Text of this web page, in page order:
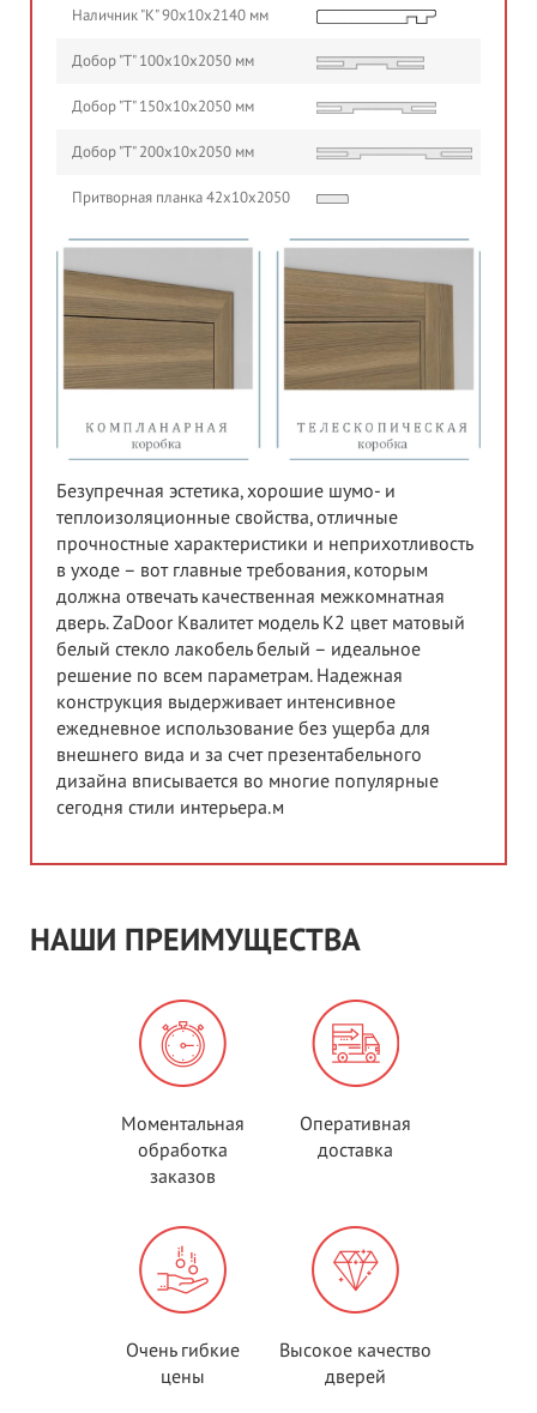
Наличник "К" 90х10х2140 мм
Добор "Т" 100х10х2050 мм
Добор "Т" 150х10х2050 мм
Добор "Т" 200х10х2050 мм
Притворная планка 42х10х2050
Безупречная эстетика, хорошие шумо- и
теплоизоляционные свойства, отличные
прочностные характеристики и неприхотливость
в уходе – вот главные требования, которым
должна отвечать качественная межкомнатная
дверь. ZaDoor Квалитет модель K2 цвет матовый
белый стекло лакобель белый – идеальное
решение по всем параметрам. Надежная
конструкция выдерживает интенсивное
ежедневное использование без ущерба для
внешнего вида и за счет презентабельного
дизайна вписывается во многие популярные
сегодня стили интерьера.м
НАШИ ПРЕИМУЩЕСТВА
Моментальная
обработка
заказов
Оперативная
доставка
Очень гибкие
цены
Высокое качество
дверей